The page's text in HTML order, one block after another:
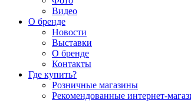
Видео
О бренде
Новости
Выставки
О бренде
Контакты
Где купить?
Розничные магазины
Рекомендованные интернет-